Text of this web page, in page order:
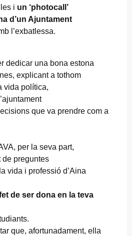
i un ‘photocall’
d’un Ajuntament
l’exbatlessa.
dedicar una bona estona
explicant a tothom
vida política,
que va prendre com a
per la seva part,
de preguntes
vida i professió d’Aina
de ser dona en la teva
que, afortunadament, ella